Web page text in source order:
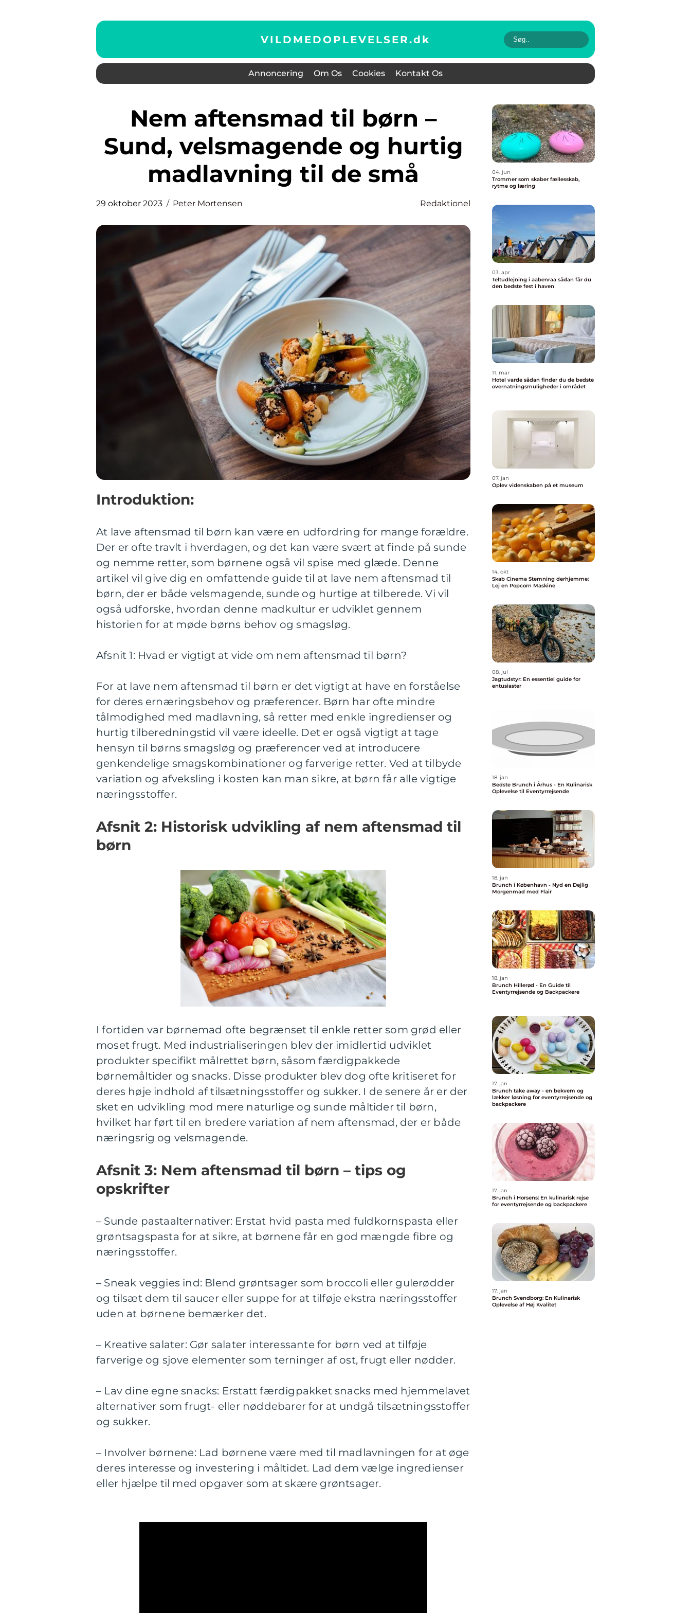
VILDMEDOPLEVELSER.dk
Annoncering Om Os Cookies Kontakt Os
Nem aftensmad til børn –
Sund, velsmagende og hurtig
madlavning til de små
29 oktober 2023 Peter Mortensen Redaktionel
Introduktion:
At lave aftensmad til børn kan være en udfordring for mange forældre.
Der er ofte travlt i hverdagen, og det kan være svært at finde på sunde
og nemme retter, som børnene også vil spise med glæde. Denne
artikel vil give dig en omfattende guide til at lave nem aftensmad til
børn, der er både velsmagende, sunde og hurtige at tilberede. Vi vil
også udforske, hvordan denne madkultur er udviklet gennem
historien for at møde børns behov og smagsløg.
Afsnit 1: Hvad er vigtigt at vide om nem aftensmad til børn?
For at lave nem aftensmad til børn er det vigtigt at have en forståelse
for deres ernæringsbehov og præferencer. Børn har ofte mindre
tålmodighed med madlavning, så retter med enkle ingredienser og
hurtig tilberedningstid vil være ideelle. Det er også vigtigt at tage
hensyn til børns smagsløg og præferencer ved at introducere
genkendelige smagskombinationer og farverige retter. Ved at tilbyde
variation og afveksling i kosten kan man sikre, at børn får alle vigtige
næringsstoffer.
Afsnit 2: Historisk udvikling af nem aftensmad til
børn
I fortiden var børnemad ofte begrænset til enkle retter som grød eller
moset frugt. Med industrialiseringen blev der imidlertid udviklet
produkter specifikt målrettet børn, såsom færdigpakkede
børnemåltider og snacks. Disse produkter blev dog ofte kritiseret for
deres høje indhold af tilsætningsstoffer og sukker. I de senere år er der
sket en udvikling mod mere naturlige og sunde måltider til børn,
hvilket har ført til en bredere variation af nem aftensmad, der er både
næringsrig og velsmagende.
Afsnit 3: Nem aftensmad til børn – tips og
opskrifter
– Sunde pastaalternativer: Erstat hvid pasta med fuldkornspasta eller
grøntsagspasta for at sikre, at børnene får en god mængde fibre og
næringsstoffer.
– Sneak veggies ind: Blend grøntsager som broccoli eller gulerødder
og tilsæt dem til saucer eller suppe for at tilføje ekstra næringsstoffer
uden at børnene bemærker det.
– Kreative salater: Gør salater interessante for børn ved at tilføje
farverige og sjove elementer som terninger af ost, frugt eller nødder.
– Lav dine egne snacks: Erstatt færdigpakket snacks med hjemmelavet
alternativer som frugt- eller nøddebarer for at undgå tilsætningsstoffer
og sukker.
– Involver børnene: Lad børnene være med til madlavningen for at øge
deres interesse og investering i måltidet. Lad dem vælge ingredienser
eller hjælpe til med opgaver som at skære grøntsager.
04. jun
Trommer som skaber fællesskab,
rytme og læring
03. apr
Teltudlejning i aabenraa sådan får du
den bedste fest i haven
11. mar
Hotel varde sådan finder du de bedste
overnatningsmuligheder i området
07. jan
Oplev videnskaben på et museum
14. okt
Skab Cinema Stemning derhjemme:
Lej en Popcorn Maskine
08. jul
Jagtudstyr: En essentiel guide for
entusiaster
18. jan
Bedste Brunch i Århus - En Kulinarisk
Oplevelse til Eventyrrejsende
18. jan
Brunch i København - Nyd en Dejlig
Morgenmad med Flair
18. jan
Brunch Hillerød - En Guide til
Eventyrrejsende og Backpackere
17. jan
Brunch take away - en bekvem og
lækker løsning for eventyrrejsende og
backpackere
17. jan
Brunch i Horsens: En kulinarisk rejse
for eventyrrejsende og backpackere
17. jan
Brunch Svendborg: En Kulinarisk
Oplevelse af Høj Kvalitet